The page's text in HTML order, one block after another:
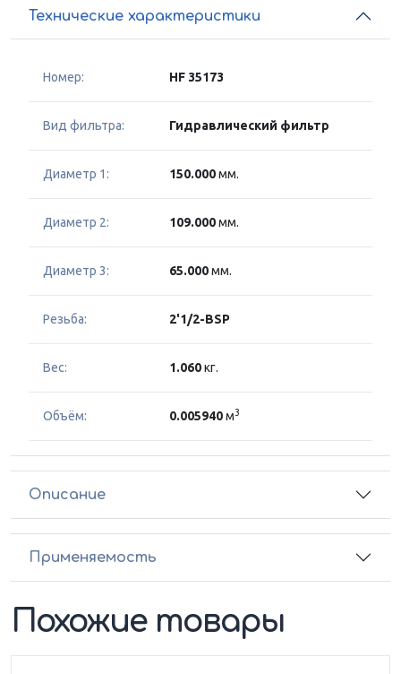
Технические характеристики
Номер: HF 35173
Вид фильтра: Гидравлический фильтр
Диаметр 1: 150.000мм.
Диаметр 2: 109.000мм.
Диаметр 3: 65.000мм.
Резьба: 2'1/2-BSP
Вес: 1.060кг.
Объём: 0.005940м3
Описание
Применяемость
Похожие товары